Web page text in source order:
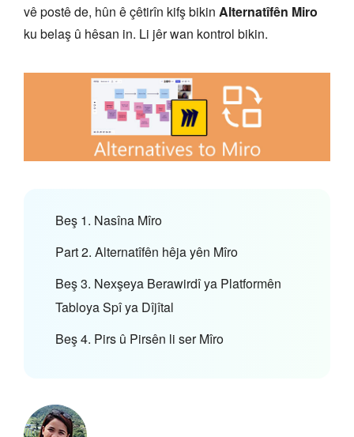
vê postê de, hûn ê çêtirîn kifş bikin Alternatîfên Miro
ku belaş û hêsan in. Li jêr wan kontrol bikin.
Beş 1. Nasîna Mîro
Part 2. Alternatîfên hêja yên Mîro
Beş 3. Nexşeya Berawirdî ya Platformên
Tabloya Spî ya Dîjîtal
Beş 4. Pirs û Pirsên li ser Mîro